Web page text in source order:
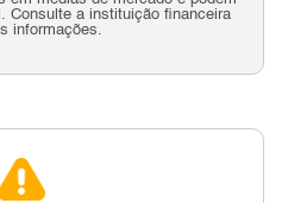
Consulte a instituição financeira
informações.